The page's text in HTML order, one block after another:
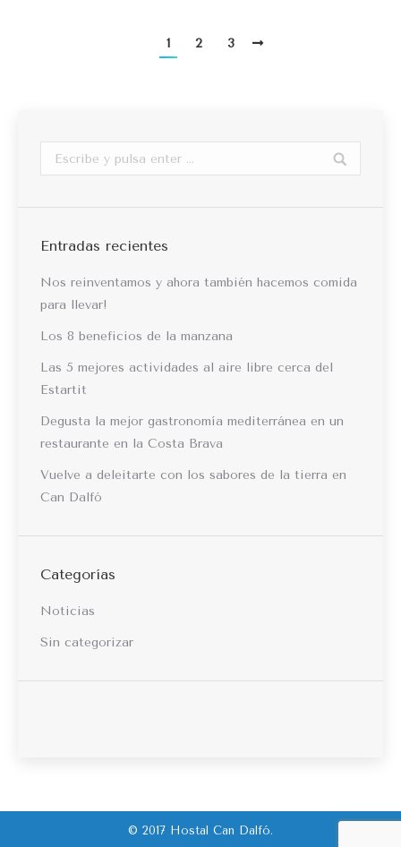
1 2 3
Buscar:
Entradas recientes
Nos reinventamos y ahora también hacemos comida
para llevar!
Los 8 beneficios de la manzana
Las 5 mejores actividades al aire libre cerca del
Estartit
Degusta la mejor gastronomía mediterránea en un
restaurante en la Costa Brava
Vuelve a deleitarte con los sabores de la tierra en
Can Dalfó
Categorías
Noticias
Sin categorizar
© 2017 Hostal Can Dalfó.